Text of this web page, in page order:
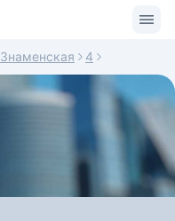
Знаменская 4